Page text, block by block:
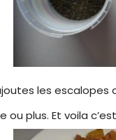
les escalopes
plus. Et voila